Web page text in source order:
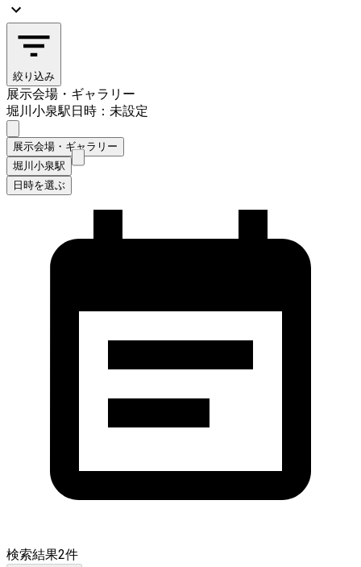
絞り込み
展示会場・ギャラリー
堀川小泉駅日時：未設定
展示会場・ギャラリー
堀川小泉駅
日時を選ぶ
検索結果2件